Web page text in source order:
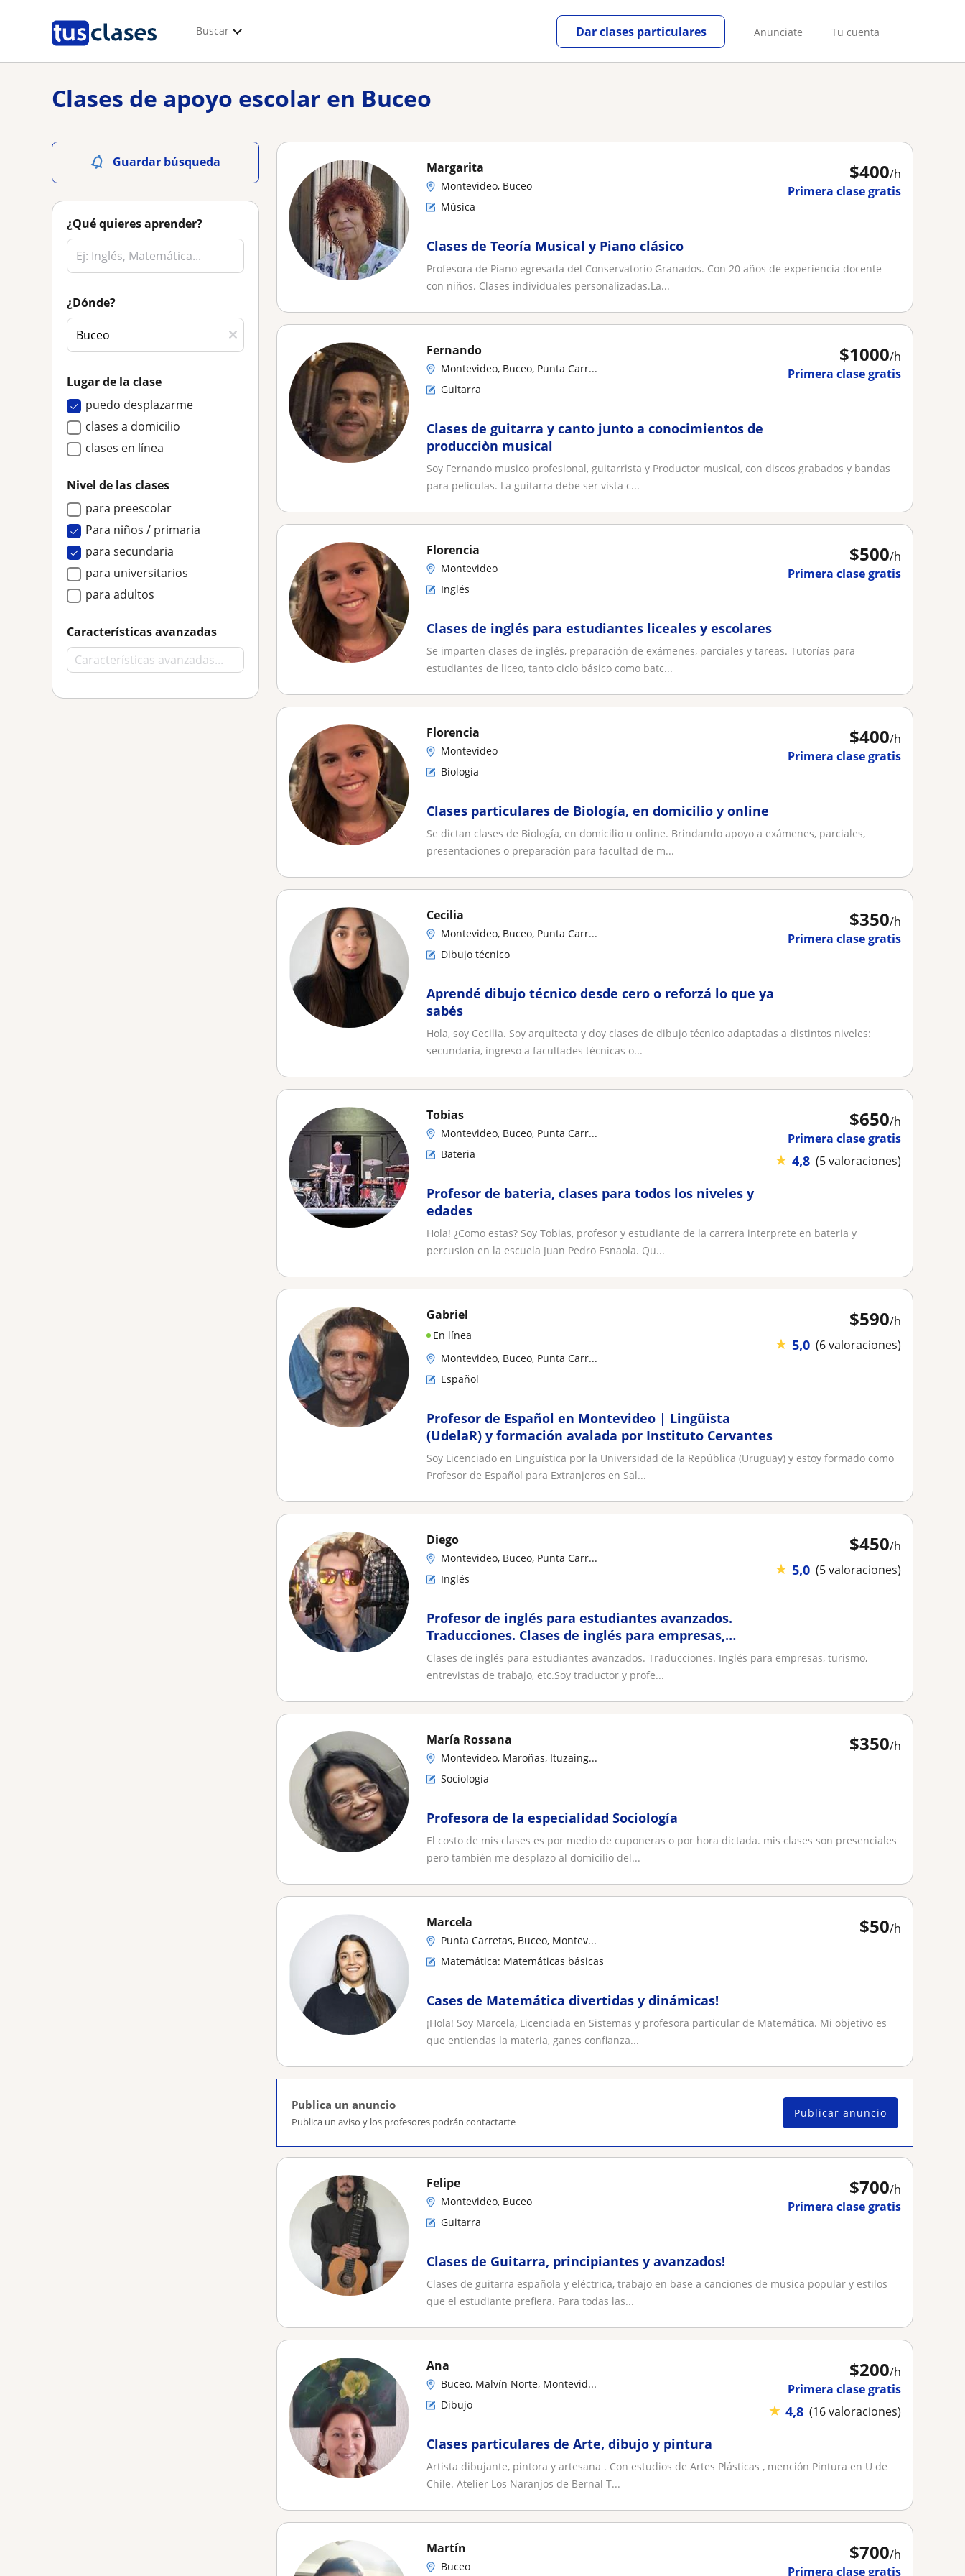
Buscar Anunciate Tu cuenta
Dar clases particulares
Clases de apoyo escolar en Buceo
Guardar búsqueda
¿Qué quieres aprender?
¿Dónde?
Lugar de la clase
puedo desplazarme
clases a domicilio
clases en línea
Nivel de las clases
para preescolar
Para niños / primaria
para secundaria
para universitarios
para adultos
Características avanzadas
$400/h
Primera clase gratis
Margarita
Montevideo, Buceo
Música
Clases de Teoría Musical y Piano clásico
Profesora de Piano egresada del Conservatorio Granados. Con 20 años de experiencia docente
con niños. Clases individuales personalizadas.La...
$1000/h
Primera clase gratis
Fernando
Montevideo, Buceo, Punta Carr...
Guitarra
Clases de guitarra y canto junto a conocimientos de
producciòn musical
Soy Fernando musico profesional, guitarrista y Productor musical, con discos grabados y bandas
para peliculas. La guitarra debe ser vista c...
$500/h
Primera clase gratis
Florencia
Montevideo
Inglés
Clases de inglés para estudiantes liceales y escolares
Se imparten clases de inglés, preparación de exámenes, parciales y tareas. Tutorías para
estudiantes de liceo, tanto ciclo básico como batc...
$400/h
Primera clase gratis
Florencia
Montevideo
Biología
Clases particulares de Biología, en domicilio y online
Se dictan clases de Biología, en domicilio u online. Brindando apoyo a exámenes, parciales,
presentaciones o preparación para facultad de m...
$350/h
Primera clase gratis
Cecilia
Montevideo, Buceo, Punta Carr...
Dibujo técnico
Aprendé dibujo técnico desde cero o reforzá lo que ya
sabés
Hola, soy Cecilia. Soy arquitecta y doy clases de dibujo técnico adaptadas a distintos niveles:
secundaria, ingreso a facultades técnicas o...
$650/h
Primera clase gratis
★ 4,8 (5 valoraciones)
Tobias
Montevideo, Buceo, Punta Carr...
Bateria
Profesor de bateria, clases para todos los niveles y
edades
Hola! ¿Como estas? Soy Tobias, profesor y estudiante de la carrera interprete en bateria y
percusion en la escuela Juan Pedro Esnaola. Qu...
$590/h
★ 5,0 (6 valoraciones)
Gabriel
En línea
Montevideo, Buceo, Punta Carr...
Español
Profesor de Español en Montevideo | Lingüista
(UdelaR) y formación avalada por Instituto Cervantes
Soy Licenciado en Lingüística por la Universidad de la República (Uruguay) y estoy formado como
Profesor de Español para Extranjeros en Sal...
$450/h
★ 5,0 (5 valoraciones)
Diego
Montevideo, Buceo, Punta Carr...
Inglés
Profesor de inglés para estudiantes avanzados.
Traducciones. Clases de inglés para empresas,
entrevistas de trabajo, etc
Clases de inglés para estudiantes avanzados. Traducciones. Inglés para empresas, turismo,
entrevistas de trabajo, etc.Soy traductor y profe...
$350/h
María Rossana
Montevideo, Maroñas, Ituzaing...
Sociología
Profesora de la especialidad Sociología
El costo de mis clases es por medio de cuponeras o por hora dictada. mis clases son presenciales
pero también me desplazo al domicilio del...
$50/h
Marcela
Punta Carretas, Buceo, Montev...
Matemática: Matemáticas básicas
Cases de Matemática divertidas y dinámicas!
¡Hola! Soy Marcela, Licenciada en Sistemas y profesora particular de Matemática. Mi objetivo es
que entiendas la materia, ganes confianza...
Publica un anuncio
Publica un aviso y los profesores podrán contactarte
Publicar anuncio
$700/h
Primera clase gratis
Felipe
Montevideo, Buceo
Guitarra
Clases de Guitarra, principiantes y avanzados!
Clases de guitarra española y eléctrica, trabajo en base a canciones de musica popular y estilos
que el estudiante prefiera. Para todas las...
$200/h
Primera clase gratis
★ 4,8 (16 valoraciones)
Ana
Buceo, Malvín Norte, Montevid...
Dibujo
Clases particulares de Arte, dibujo y pintura
Artista dibujante, pintora y artesana . Con estudios de Artes Plásticas , mención Pintura en U de
Chile. Atelier Los Naranjos de Bernal T...
$700/h
Primera clase gratis
Martín
Buceo